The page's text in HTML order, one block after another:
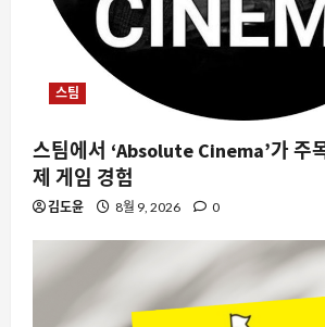
스팀
스팀에서 ‘Absolute Cinema’가 주
제 게임 경험
김도윤 8월 9, 2026 0